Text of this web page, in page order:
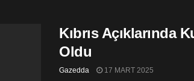
Kıbrıs Açıklarında
Oldu
Gazedda 17 MART 2025